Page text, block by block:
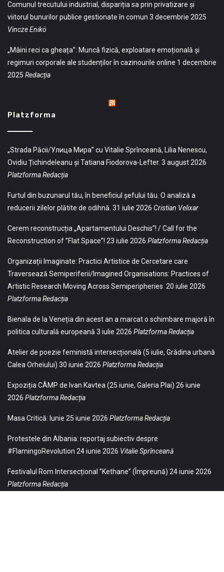
Comunul trecutului industrial, dispariția sa prin privatizare și
viitorul bunurilor publice gestionate în comun 3 decembrie 2025
Vincze Enikö
„Mâini reci ca gheața”: Muncă fizică, exploatare emoțională și
regimuri corporale ale studenților în cazinourile online 1 decembrie
2025 Redacția
Platzforma
„Strada Păcii/Улица Мира” cu Vitalie Sprînceană, Lilia Nenescu,
Ovidiu Țichindeleanu și Tatiana Fiodorova-Lefter. 3 august 2026
Platzforma Redacția
Furtul din buzunarul tău, în beneficiul șefului tău. O analiză a
reducerii zilelor plătite de odihnă. 31 iulie 2026 Cristian Velixar
Cerem reconstrucția „Apartamentului Deschis”! / Call for the
Reconstruction of ”Flat Space”! 23 iulie 2026 Platzforma Redacția
Organizații Imaginate: Practici Artistice de Cercetare care
Traversează Semiperiferii/Imagined Organisations: Practices of
Artistic Research Moving Across Semiperipheries 20 iulie 2026
Platzforma Redacția
Bienala de la Veneția din acest an a marcat o schimbare majoră în
politica culturală europeană 3 iulie 2026 Platzforma Redacția
Atelier de poezie feministă intersecțională (5 iulie, Grădina urbană
Calea Orheiului) 30 iunie 2026 Platzforma Redacția
Expoziția CÂMP de Ivan Kavtea (25 iunie, Galeria Plai) 26 iunie
2026 Platzforma Redacția
Masa Critică: Iunie 25 iunie 2026 Platzforma Redacția
Protestele din Albania: reportaj subiectiv despre
#FlamingoRevolution 24 iunie 2026 Vitalie Sprînceană
Festivalul Rom Intersecțional ”Kethane” (Împreună) 24 iunie 2026
Platzforma Redacția